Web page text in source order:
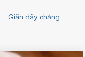
Giãn dây chằng